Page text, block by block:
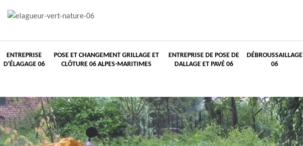
ENTREPRISE
D'ÉLAGAGE 06
POSE ET CHANGEMENT GRILLAGE ET
CLÔTURE 06 ALPES-MARITIMES
ENTREPRISE DE POSE DE
DALLAGE ET PAVÉ 06
DÉBROUSSAILLAGE
06